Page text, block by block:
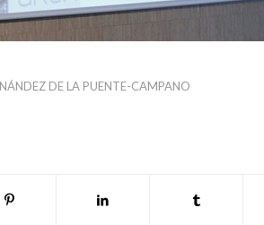
DE LA PUENTE-CAMPANO